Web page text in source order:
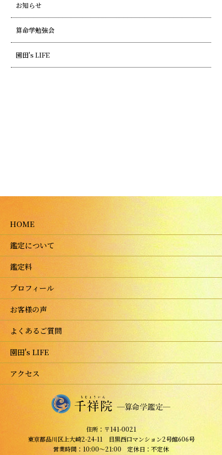
お知らせ
算命学勉強会
園田's LIFE
HOME
鑑定について
鑑定料
プロフィール
お客様の声
よくあるご質問
園田's LIFE
アクセス
住所：〒141-0021
東京都品川区上大崎2-24-11 目黒西口マンション2号館606号
営業時間：10:00～21:00 定休日：不定休